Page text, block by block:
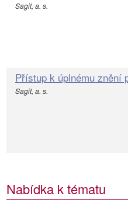
Sagit, a. s.
Přístup k úplnému znění
Sagit, a. s.
Nabídka k tématu